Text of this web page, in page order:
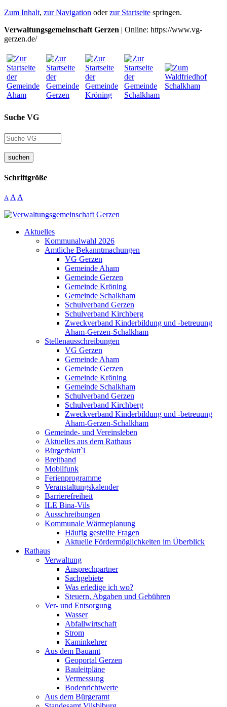
Zum Inhalt, zur Navigation oderzur Startseite springen.
Verwaltungsgemeinschaft Gerzen | Online: https://www.vg-
gerzen.de/
Suche VG
suchen
Schriftgröße
A A A
Aktuelles
Kommunalwahl 2026
Amtliche Bekanntmachungen
VG Gerzen
Gemeinde Aham
Gemeinde Gerzen
Gemeinde Kröning
Gemeinde Schalkham
Schulverband Gerzen
Schulverband Kirchberg
Zweckverband Kinderbildung und -betreuung
Aham-Gerzen-Schalkham
Stellenausschreibungen
VG Gerzen
Gemeinde Aham
Gemeinde Gerzen
Gemeinde Kröning
Gemeinde Schalkham
Schulverband Gerzen
Schulverband Kirchberg
Zweckverband Kinderbildung und -betreuung
Aham-Gerzen-Schalkham
Gemeinde- und Vereinsleben
Aktuelles aus dem Rathaus
Bürgerblatt`l
Breitband
Mobilfunk
Ferienprogramme
Veranstaltungskalender
Barrierefreiheit
ILE Bina-Vils
Ausschreibungen
Kommunale Wärmeplanung
Häufig gestellte Fragen
Aktuelle Fördermöglichkeiten im Überblick
Rathaus
Verwaltung
Ansprechpartner
Sachgebiete
Was erledige ich wo?
Steuern, Abgaben und Gebühren
Ver- und Entsorgung
Wasser
Abfallwirtschaft
Strom
Kaminkehrer
Aus dem Bauamt
Geoportal Gerzen
Bauleitpläne
Vermessung
Bodenrichtwerte
Aus dem Bürgeramt